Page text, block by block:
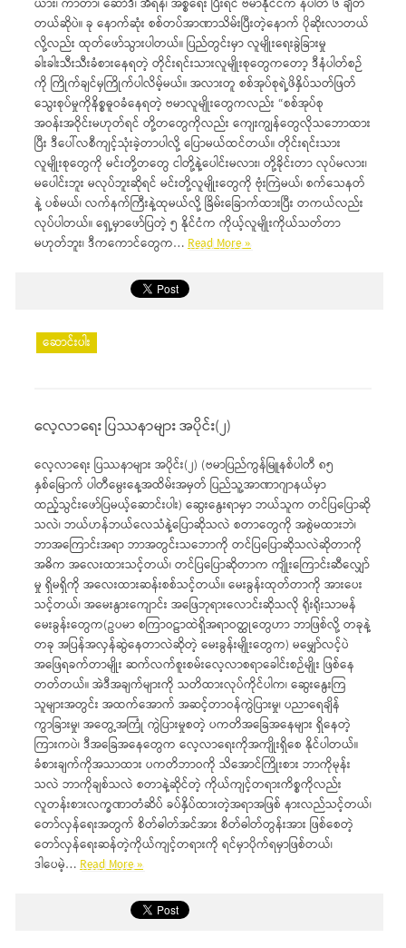
ယား၊ ကာတာ၊ ဆော်ဒီ၊ အီရန်၊ အစ္စရေး ပြီးရင် ဗမာနိုင်ငံက နံပါတ် ၆ ချိတ်
တယ်ဆိုပဲ။ ခု နောက်ဆုံး စစ်တပ်အာဏာသိမ်းပြီးတဲ့နောက် ပိုဆိုးလာတယ်
လို့လည်း ထုတ်ဖော်သွားပါတယ်။ ပြည်တွင်းမှာ လူမျိုးရေးခွဲခြားမှု
ခါးခါးသီးသီးခံစားနေရတဲ့ တိုင်းရင်းသားလူမျိုးစုတွေကတော့ ဒီနံပါတ်စဉ်
ကို ကြိုက်ချင်မှကြိုက်ပါလိမ့်မယ်။ အလားတူ စစ်အုပ်စုရဲ့ဖိနှိပ်သတ်ဖြတ်
သွေးစုပ်မှုကိုနိစ္စဓူဝခံနေရတဲ့ ဗမာလူမျိုးတွေကလည်း “စစ်အုပ်စု
အဝန်းအဝိုင်းမဟုတ်ရင် တို့တတွေကိုလည်း ကျေးကျွန်တွေလိုသဘောထား
ပြီး ဒီပေါ်လစီကျင့်သုံးခဲ့တာပါလို့ ပြောမယ်ထင်တယ်။ တိုင်းရင်းသား
လူမျိုးစုတွေကို မင်းတို့တတွေ ငါတို့နဲ့ပေါင်းမလား၊ တို့ခိုင်းတာ လုပ်မလား၊
မပေါင်းဘူး မလုပ်ဘူးဆိုရင် မင်းတို့လူမျိုးတွေကို ဗုံးကြဲမယ်၊ စက်သေနတ်
နဲ့ ပစ်မယ်၊ လက်နက်ကြီးနဲ့ထုမယ်လို့ ခြိမ်းခြောက်ထားပြီး တကယ်လည်း
လုပ်ပါတယ်။ ရှေ့မှာဖော်ပြတဲ့ ၅ နိုင်ငံက ကိုယ့်လူမျိုးကိုယ်သတ်တာ
မဟုတ်ဘူး၊ ဒီကကောင်တွေက…Read More »
ဆောင်းပါး
လေ့လာရေး ပြဿနာများ အပိုင်း(၂)
လေ့လာရေး ပြဿနာများ အပိုင်း(၂) (ဗမာပြည်ကွန်မြူနစ်ပါတီ ၈၅
နှစ်မြောက် ပါတီမွေးနေ့အထိမ်းအမှတ် ပြည်သူ့အာဏာဂျာနယ်မှာ
ထည့်သွင်းဖော်ပြမယ့်ဆောင်းပါး) ဆွေးနွေးရာမှာ ဘယ်သူက တင်ပြပြောဆို
သလဲ၊ ဘယ်ဟန်ဘယ်လေသံနဲ့ပြောဆိုသလဲ စတာတွေကို အစွဲမထားဘဲ၊
ဘာအကြောင်းအရာ ဘာအတွင်းသဘောကို တင်ပြပြောဆိုသလဲဆိုတာကို
အဓိက အလေးထားသင့်တယ်၊ တင်ပြပြောဆိုတာက ကျိုးကြောင်းဆီလျှော်
မှု ရှိမရှိကို အလေးထားဆန်းစစ်သင့်တယ်။ မေးခွန်းထုတ်တာကို အားပေး
သင့်တယ်၊ အမေးနွားကျောင်း အဖြေဘုရားလောင်းဆိုသလို ရိုးရိုးသာမန်
မေးခွန်းတွေက(ဥပမာ စကြာဝဠာထဲရှိအရာဝတ္ထုတွေဟာ ဘာဖြစ်လို့ တခုနဲ့
တခု အပြန်အလှန်ဆွဲနေတာလဲဆိုတဲ့ မေးခွန်းမျိုးတွေက) မမျှော်လင့်ပဲ
အဖြေရခက်တာမျိုး ဆက်လက်စူးစမ်းလေ့လာစရာခေါင်းစဉ်မျိုး ဖြစ်နေ
တတ်တယ်။ အဲဒီအချက်များကို သတိထားလုပ်ကိုင်ပါက၊ ဆွေးနွေးကြ
သူများအတွင်း အထက်အောက် အဆင့်တာဝန်ကွဲပြားမှု၊ ပညာရေချိန်
ကွာခြားမှု၊ အတွေ့အကြုံ ကွဲပြားမှုစတဲ့ ပကတိအခြေအနေများ ရှိနေတဲ့
ကြားကပဲ၊ ဒီအခြေအနေတွေက လေ့လာရေးကိုအကျိုးရှိစေ နိုင်ပါတယ်။
ခံစားချက်ကိုအသာထား ပကတိဘာဝကို သိအောင်ကြိုးစား ဘာကိုမုန်း
သလဲ ဘာကိုချစ်သလဲ စတာနဲ့ဆိုင်တဲ့ ကိုယ်ကျင့်တရားကိစ္စကိုလည်း
လူတန်းစားလက္ခဏာတံဆိပ် ခပ်နှိပ်ထားတဲ့အရာအဖြစ် နားလည်သင့်တယ်၊
တော်လှန်ရေးအတွက် စိတ်ဓါတ်အင်အား စိတ်ဓါတ်တွန်းအား ဖြစ်စေတဲ့
တော်လှန်ရေးဆန်တဲ့ကိုယ်ကျင့်တရားကို ရင်မှာပိုက်ရမှာဖြစ်တယ်၊
ဒါပေမဲ့…Read More »